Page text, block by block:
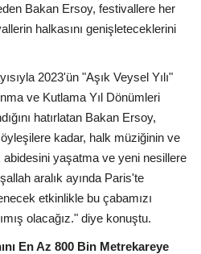
Bakan Ersoy, festivallere her
halkasını genişleteceklerini
2023'ün "Aşık Veysel Yılı"
ve Kutlama Yıl Dönümleri
hatırlatan Bakan Ersoy,
kadar, halk müziğinin ve
abidesini yaşatma ve yeni nesillere
aralık ayında Paris'te
etkinlikle bu çabamızı
olacağız." diye konuştu.
En Az 800 Bin Metrekareye